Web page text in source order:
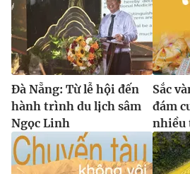
Đà Nẵng: Từ lễ hội đến
hành trình du lịch sâm
Ngọc Linh
Sắc
đám
nhiều